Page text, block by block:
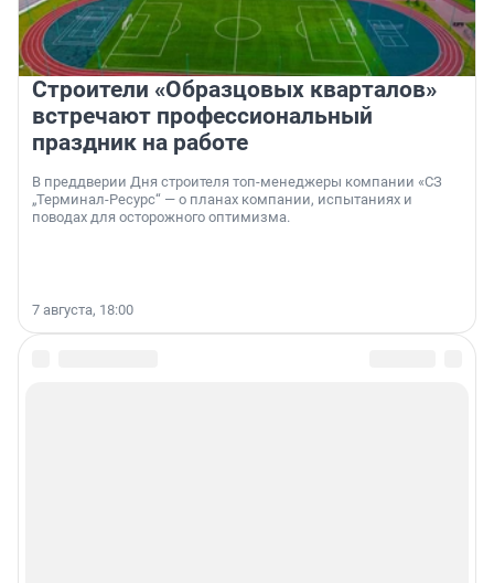
Строители «Образцовых кварталов»
встречают профессиональный
праздник на работе
В преддверии Дня строителя топ-менеджеры компании «СЗ
„Терминал-Ресурс“ — о планах компании, испытаниях и
поводах для осторожного оптимизма.
7 августа, 18:00